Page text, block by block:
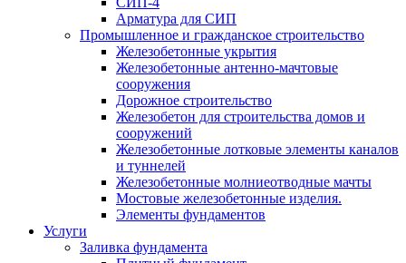
Арматура для СИП
Промышленное и гражданское строительство
Железобетонные укрытия
Железобетонные антенно-мачтовые
сооружения
Дорожное строительство
Железобетон для строительства домов и
сооружений
Железобетонные лотковые элементы каналов
и туннелей
Железобетонные молниеотводные мачты
Мостовые железобетонные изделия.
Элементы фундаментов
Услуги
Заливка фундамента